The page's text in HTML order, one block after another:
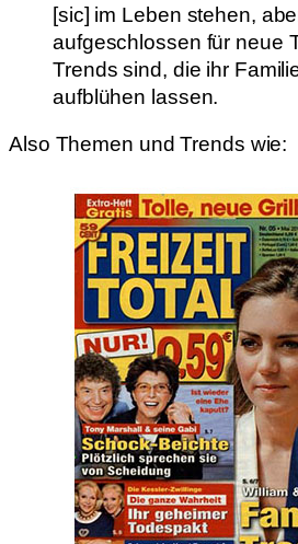
[sic] im Leben stehen,
aufgeschlossen für neue
Trends sind, die ihr
aufblühen lassen.
Also Themen und Trends wie: